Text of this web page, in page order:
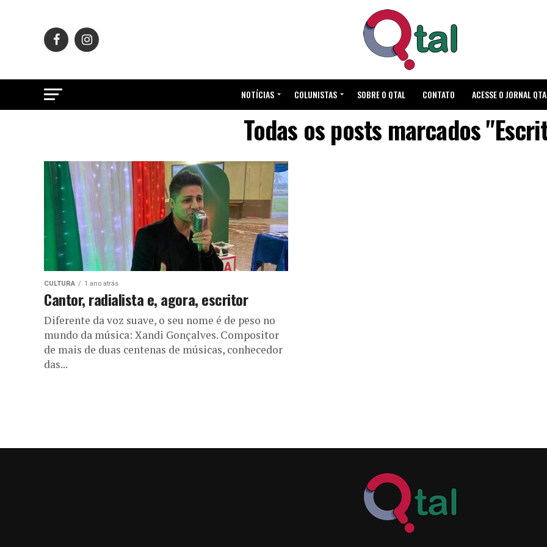
NOTÍCIAS COLUNISTAS SOBRE O QTAL CONTATO ACESSE O JORNAL
Todas os posts marcados
CULTURA 1 ano atrás
Cantor, radialista e, agora, escritor
Diferente da voz suave, o seu nome é de peso no
mundo da música: Xandi Gonçalves. Compositor
de mais de duas centenas de músicas, conhecedor
das...